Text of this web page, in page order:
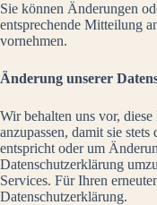
Sie können Änderungen
entsprechende Mitteilung
vornehmen.
Änderung unserer
Wir behalten uns vor,
anzupassen, damit sie
entspricht oder um
Datenschutzerklärung
Services. Für Ihren
Datenschutzerklärung.